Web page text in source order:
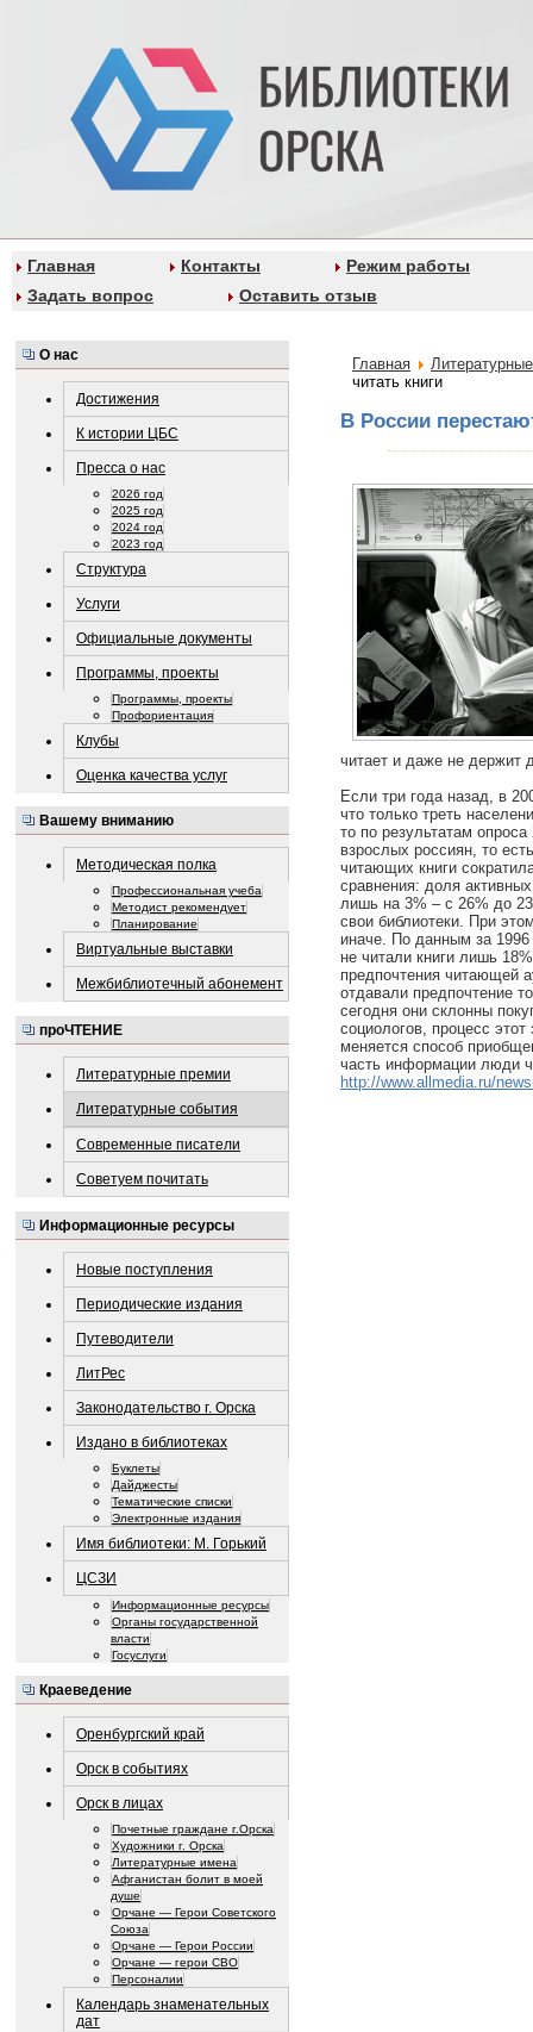
Главная Контакты
Режим работы
Задать вопрос
Оставить отзыв
О нас
Достижения
К истории ЦБС
Пресса о нас
2026 год
2025 год
2024 год
2023 год
Структура
Услуги
Официальные документы
Программы, проекты
Программы, проекты
Профориентация
Клубы
Оценка качества услуг
Вашему вниманию
Методическая полка
Профессиональная учеба
Методист рекомендует
Планирование
Виртуальные выставки
Межбиблиотечный абонемент
проЧТЕНИЕ
Литературные премии
Литературные события
Современные писатели
Советуем почитать
Информационные ресурсы
Новые поступления
Периодические издания
Путеводители
ЛитРес
Законодательство г. Орска
Издано в библиотеках
Буклеты
Дайджесты
Тематические списки
Электронные издания
Имя библиотеки: М. Горький
ЦСЗИ
Информационные ресурсы
Органы государственной
власти
Госуслуги
Краеведение
Оренбургский край
Орск в событиях
Орск в лицах
Почетные граждане г.Орска
Художники г. Орска
Литературные имена
Афганистан болит в моей
душе
Орчане — Герои Советского
Союза
Орчане — Герои России
Орчане — герои СВО
Персоналии
Календарь знаменательных
дат
Главная
читать книги
В России
читает и даже не держит
Если три года назад, в
что только треть
то по результатам
взрослых россиян, то
читающих книги
сравнения: доля
лишь на 3% – с 26% до
свои библиотеки. При
иначе. По данным за 1996
не читали книги лишь
предпочтения читающей
отдавали предпочтение
сегодня они склонны
социологов, процесс
меняется способ
часть информации люди
http://www.allmedia.ru/